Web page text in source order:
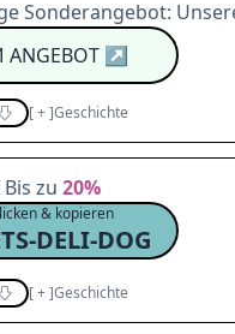
Sonderangebot:
ANGEBOT↗
[+]Geschichte
Bis zu 20%
& kopieren
DELI-DOG
[+]Geschichte